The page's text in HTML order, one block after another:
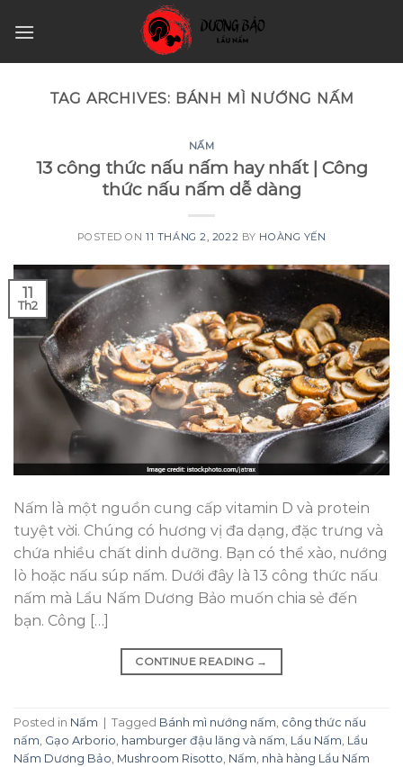
TAG ARCHIVES: BÁNH MÌ NƯỚNG NẤM
NẤM
13 công thức nấu nấm hay nhất | Công
thức nấu nấm dễ dàng
POSTED ON11 THÁNG 2, 2022 BY HOÀNG YẾN
11
Th2
Nấm là một nguồn cung cấp vitamin D và protein
tuyệt vời. Chúng có hương vị đa dạng, đặc trưng và
chứa nhiều chất dinh dưỡng. Bạn có thể xào, nướng
lò hoặc nấu súp nấm. Dưới đây là 13 công thức nấu
nấm mà Lẩu Nấm Dương Bảo muốn chia sẻ đến
bạn. Công […]
CONTINUE READING →
Posted in Nấm Tagged Bánh mì nướng nấm, công thức nấu
nấm, Gạo Arborio, hamburger đậu lăng và nấm, Lẩu Nấm, Lẩu
Nấm Dương Bảo, Mushroom Risotto, Nấm, nhà hàng Lẩu Nấm